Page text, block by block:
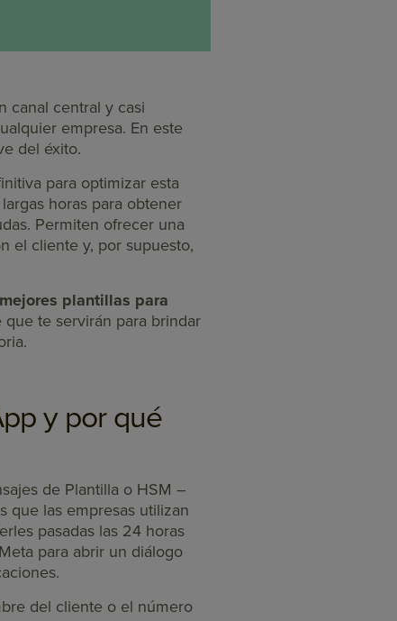
canal central y casi
empresa. En este
del éxito.
para optimizar esta
horas para obtener
Permiten ofrecer una
el cliente y, por supuesto,
plantillas para
te servirán para brindar
y por qué
de Plantilla o HSM –
que las empresas utilizan
pasadas las 24 horas
para abrir un diálogo
del cliente o el número